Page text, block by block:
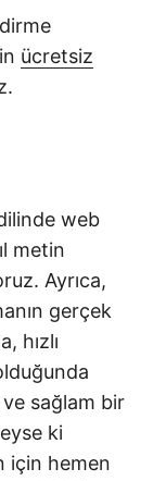
ücretsiz
web
metin
Ayrıca,
gerçek
hızlı
sağlam bir
ki
için hemen